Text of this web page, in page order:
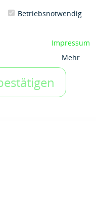
Betriebsnotwendig
Impressum
Mehr